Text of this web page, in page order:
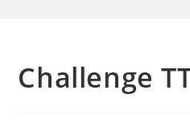
Challenge